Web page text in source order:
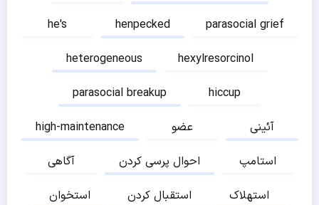
he's
henpecked
parasocial grief
heterogeneous
hexylresorcinol
parasocial breakup
hiccup
high-maintenance
عضو
آئینی
آگاهی
احوال پرسی کردن
استامپ
استخوان
استقبال کردن
استهلاک